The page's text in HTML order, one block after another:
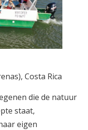
Costa Rica
die de natuur
staat,
eigen